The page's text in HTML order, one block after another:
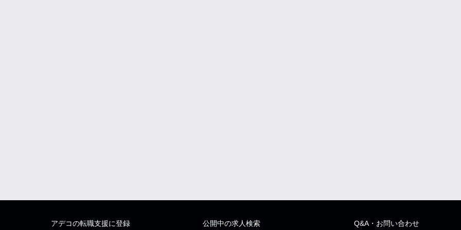
アデコの転職支援に登録
公開中の求人検索 Q&A・お問い合わせ